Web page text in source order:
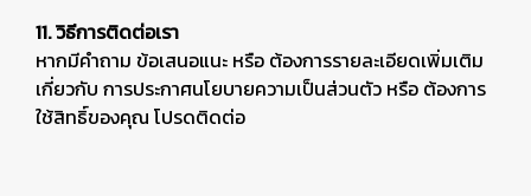
11. วิธีการติดต่อเรา
หากมีคำถาม ข้อเสนอแนะ หรือ ต้องการรายละเอียดเพิ่มเติม
เกี่ยวกับ การประกาศนโยบายความเป็นส่วนตัว หรือ ต้องการ
ใช้สิทธิ์ของคุณ โปรดติดต่อ